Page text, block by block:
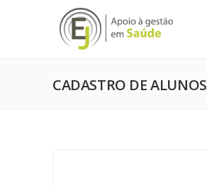
CADASTRO DE ALUNOS